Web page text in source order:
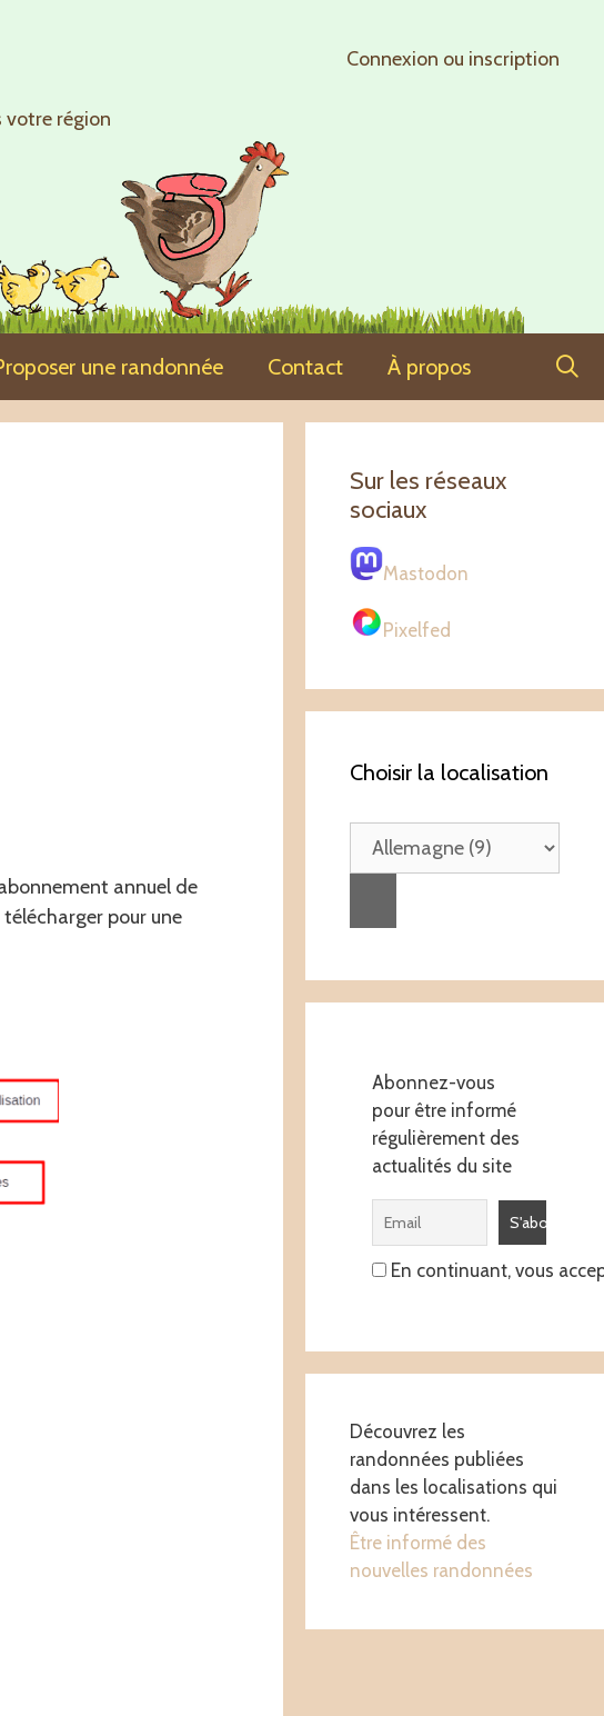
Connexion ou inscription
votre région
une randonnée Contact À propos
annuel de
pour une
Sur les réseaux
sociaux
Mastodon
Pixelfed
Choisir la localisation
Abonnez-vous
pour être informé
régulièrement des
actualités du site
En continuant, vous
Découvrez les
randonnées publiées
dans les localisations qui
vous intéressent.
Être informé des
nouvelles randonnées